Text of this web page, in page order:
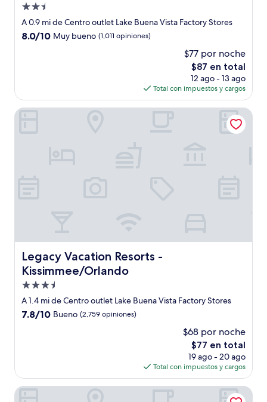
Propiedad
de
2.5
A 0.9 mi de Centro outlet Lake Buena Vista Factory Stores
8.0
opiniones)
8.0/10 Muy bueno (1,011 opiniones)
$77 por noche
El
precio
actual
es
de
$87 en total
12 ago - 13 ago
Total con impuestos y cargos
Legacy Vacation Resorts -
Kissimmee/Orlando
Legacy Vacation Resorts - Kissimmee/Orlando
Propiedad
de
3.5
A 1.4 mi de Centro outlet Lake Buena Vista Factory Stores
7.8
7.8/10 Bueno (2,759 opiniones)
$68 por noche
El
precio
actual
es
de
$77 en total
19 ago - 20 ago
Total con impuestos y cargos
Legacy Vacation Resorts - Kissimmee/Orlando
The Vietta Hotel